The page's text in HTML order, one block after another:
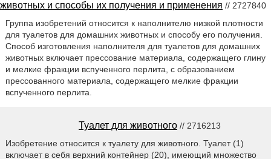
животных и способы их получения и применения // 2727840
Группа изобретений относится к наполнителю низкой плотности
для туалетов для домашних животных и способу его получения.
Способ изготовления наполнителя для туалетов для домашних
животных включает прессование материала, содержащего глину
и мелкие фракции вспученного перлита, с образованием
прессованного материала, содержащего мелкие фракции
вспученного перлита.
Туалет для животного // 2716213
Изобретение относится к туалету для животного. Туалет (1)
включает в себя верхний контейнер (20), имеющий множество